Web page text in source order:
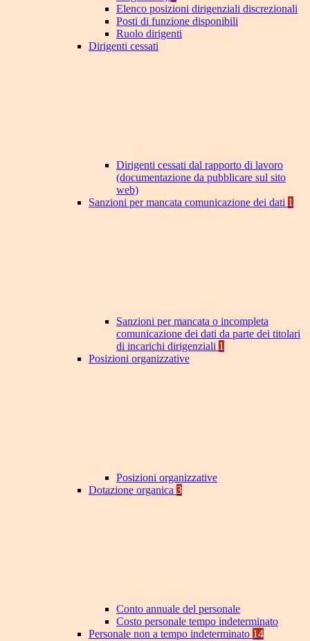
Elenco posizioni dirigenziali discrezionali
Posti di funzione disponibili
Ruolo dirigenti
Dirigenti cessati
Dirigenti cessati dal rapporto di lavoro
(documentazione da pubblicare sul sito
web)
Sanzioni per mancata comunicazione dei dati 1
Sanzioni per mancata o incompleta
comunicazione dei dati da parte dei titolari
di incarichi dirigenziali 1
Posizioni organizzative
Posizioni organizzative
Dotazione organica 3
Conto annuale del personale
Costo personale tempo indeterminato
Personale non a tempo indeterminato 14